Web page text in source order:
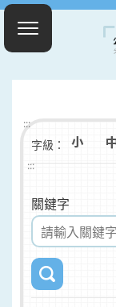
:::
字級：
:::
關鍵字